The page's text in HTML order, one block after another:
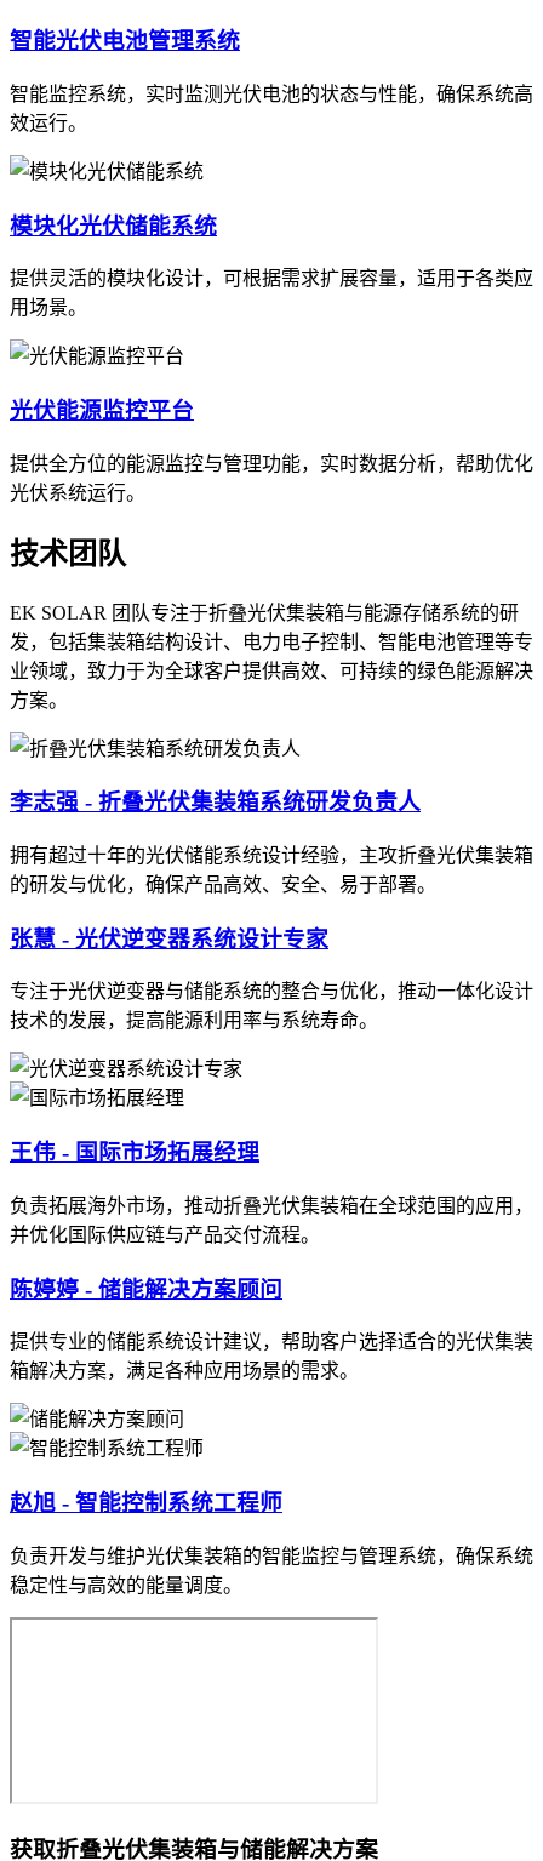
智能光伏电池管理系统
智能监控系统，实时监测光伏电池的状态与性能，确保系统高
效运行。
模块化光伏储能系统
提供灵活的模块化设计，可根据需求扩展容量，适用于各类应
用场景。
光伏能源监控平台
提供全方位的能源监控与管理功能，实时数据分析，帮助优化
光伏系统运行。
技术团队
EK SOLAR 团队专注于折叠光伏集装箱与能源存储系统的研
发，包括集装箱结构设计、电力电子控制、智能电池管理等专
业领域，致力于为全球客户提供高效、可持续的绿色能源解决
方案。
李志强 - 折叠光伏集装箱系统研发负责人
拥有超过十年的光伏储能系统设计经验，主攻折叠光伏集装箱
的研发与优化，确保产品高效、安全、易于部署。
张慧 - 光伏逆变器系统设计专家
专注于光伏逆变器与储能系统的整合与优化，推动一体化设计
技术的发展，提高能源利用率与系统寿命。
王伟 - 国际市场拓展经理
负责拓展海外市场，推动折叠光伏集装箱在全球范围的应用，
并优化国际供应链与产品交付流程。
陈婷婷 - 储能解决方案顾问
提供专业的储能系统设计建议，帮助客户选择适合的光伏集装
箱解决方案，满足各种应用场景的需求。
赵旭 - 智能控制系统工程师
负责开发与维护光伏集装箱的智能监控与管理系统，确保系统
稳定性与高效的能量调度。
获取折叠光伏集装箱与储能解决方案